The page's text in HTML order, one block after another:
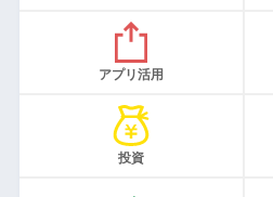
アプリ活用
投資